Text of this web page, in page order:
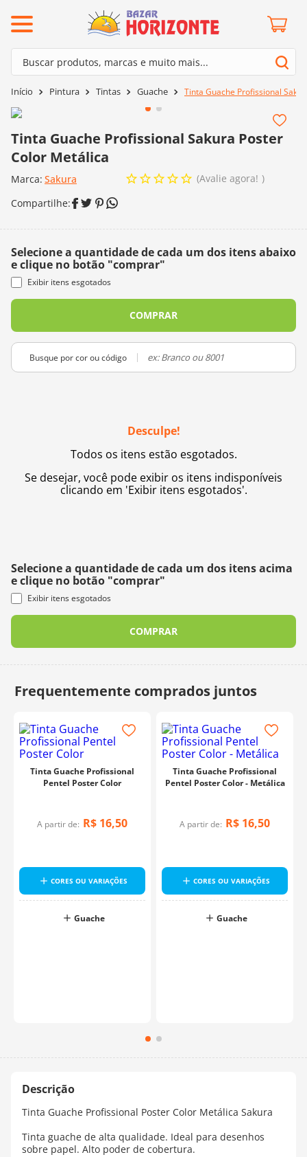
Buscar produtos, marcas e muito mais...
Pintura Tintas Guache Tinta Guache Profissional
Tinta Guache Profissional Sakura Poster
Color Metálica
Marca: Sakura Avalie agora!
Selecione a quantidade de cada um dos itens abaixo
e clique no botão "comprar"
Exibir itens esgotados
COMPRAR
Busque por cor ou código
Desculpe!
Todos os itens estão esgotados.
Se desejar, você pode exibir os itens indisponíveis
clicando em 'Exibir itens esgotados'.
Selecione a quantidade de cada um dos itens acima
e clique no botão "comprar"
Exibir itens esgotados
COMPRAR
Tinta Guache Profissional
Pentel Poster Color
A partir de: R$ 16,50
CORES OU VARIAÇÕES
Guache
Tinta Guache Profissional
Pentel Poster Color - Metálica
A partir de: R$ 16,50
CORES OU VARIAÇÕES
Guache
Tinta Guache Profissional Poster Color Metálica Sakura
Tinta guache de alta qualidade. Ideal para desenhos
sobre papel. Alto poder de cobertura.
Termos mais buscados
3º kit amigurumi
4º agulha crochê
5º fio amigurumi
7º batik
9º dmc
mais buscados
barroco
mollet
kit amigurumi
agulha crochê
fio amigurumi
dmc
charme